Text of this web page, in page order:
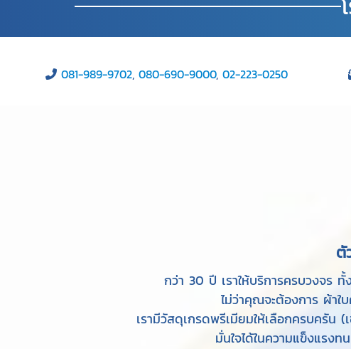
081-989-9702,080-690-9000,02-223-0250
ตั
กว่า 30 ปี เราให้บริการครบวงจร
ไม่ว่าคุณจะต้องการ ผ้า
เรามีวัสดุเกรดพรีเมียมให้เลือกครบครัน
มั่นใจได้ในความแข็งแรง